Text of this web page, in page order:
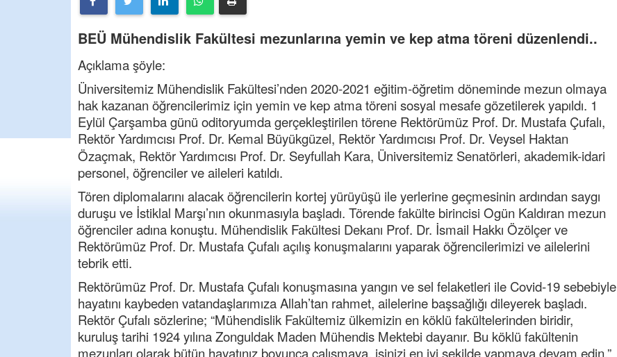
BEÜ Mühendislik Fakültesi mezunlarına yemin ve kep atma töreni düzenlendi..
Açıklama şöyle:
Üniversitemiz Mühendislik Fakültesi’nden 2020-2021 eğitim-öğretim döneminde mezun olmaya
hak kazanan öğrencilerimiz için yemin ve kep atma töreni sosyal mesafe gözetilerek yapıldı. 1
Eylül Çarşamba günü oditoryumda gerçekleştirilen törene Rektörümüz Prof. Dr. Mustafa Çufalı,
Rektör Yardımcısı Prof. Dr. Kemal Büyükgüzel, Rektör Yardımcısı Prof. Dr. Veysel Haktan
Özaçmak, Rektör Yardımcısı Prof. Dr. Seyfullah Kara, Üniversitemiz Senatörleri, akademik-idari
personel, öğrenciler ve aileleri katıldı.
Tören diplomalarını alacak öğrencilerin kortej yürüyüşü ile yerlerine geçmesinin ardından saygı
duruşu ve İstiklal Marşı’nın okunmasıyla başladı. Törende fakülte birincisi Ogün Kaldıran mezun
öğrenciler adına konuştu. Mühendislik Fakültesi Dekanı Prof. Dr. İsmail Hakkı Özölçer ve
Rektörümüz Prof. Dr. Mustafa Çufalı açılış konuşmalarını yaparak öğrencilerimizi ve ailelerini
tebrik etti.
Rektörümüz Prof. Dr. Mustafa Çufalı konuşmasına yangın ve sel felaketleri ile Covid-19 sebebiyle
hayatını kaybeden vatandaşlarımıza Allah’tan rahmet, ailelerine başsağlığı dileyerek başladı.
Rektör Çufalı sözlerine; “Mühendislik Fakültemiz ülkemizin en köklü fakültelerinden biridir,
kuruluş tarihi 1924 yılına Zonguldak Maden Mühendis Mektebi dayanır. Bu köklü fakültenin
mezunları olarak bütün hayatınız boyunca çalışmaya, işinizi en iyi şekilde yapmaya devam edin.”